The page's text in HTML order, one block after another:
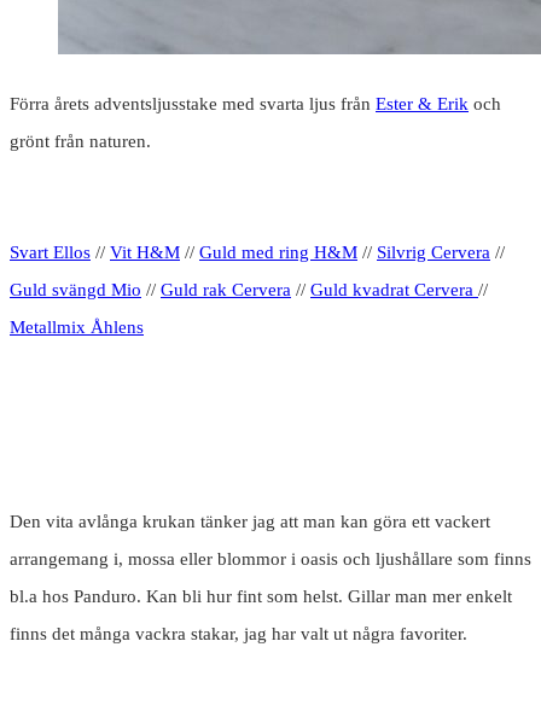
Förra årets adventsljusstake med svarta ljus från Ester & Erik och
grönt från naturen.
Svart Ellos // Vit H&M // Guld med ring H&M // Silvrig Cervera //
Guld svängd Mio // Guld rak Cervera // Guld kvadrat Cervera //
Metallmix Åhlens
Den vita avlånga krukan tänker jag att man kan göra ett vackert
arrangemang i, mossa eller blommor i oasis och ljushållare som finns
bl.a hos Panduro. Kan bli hur fint som helst. Gillar man mer enkelt
finns det många vackra stakar, jag har valt ut några favoriter.